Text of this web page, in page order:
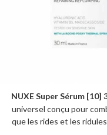
NUXE Super Sérum [10]
universel conçu pour
que les rides et les